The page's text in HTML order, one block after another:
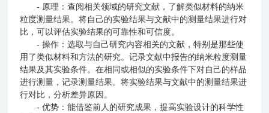
- 原理：查阅相关领域的研究文献，了解类似材料的纳米
粒度测量结果。将自己的实验结果与文献中的测量结果进行对
比，可以评估实验结果的可靠性和可信度。
- 操作：选取与自己研究内容相关的文献，特别是那些使
用了类似材料和方法的研究。记录文献中报告的纳米粒度测量
结果及其实验条件。在相同或相似的实验条件下对自己的样品
进行测量，记录测量结果。将实验结果与文献中的测量结果进
行对比，分析差异原因。
- 优势：能借鉴前人的研究成果，提高实验设计的科学性